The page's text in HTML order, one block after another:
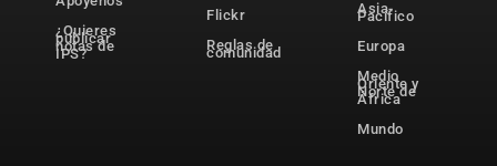
¿Quieres
publicar
notas de
IPS?
Flickr
Reglas de
comunidad
Asia-
Pacífico
Europa
Medio
Oriente y
Norte de
África
Mundo